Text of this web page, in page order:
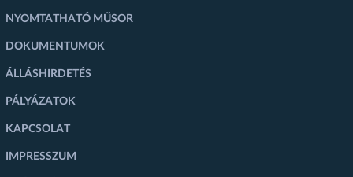
NYOMTATHATÓ MŰSOR
DOKUMENTUMOK
ÁLLÁSHIRDETÉS
PÁLYÁZATOK
KAPCSOLAT
IMPRESSZUM